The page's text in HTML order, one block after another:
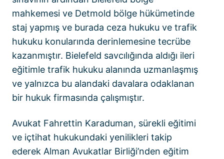
mahkemesi ve Detmold bölge hükümetinde
staj yapmış ve burada ceza hukuku ve trafik
hukuku konularında derinlemesine tecrübe
kazanmıştır. Bielefeld savcılığında aldığı ileri
eğitimle trafik hukuku alanında uzmanlaşmış
ve yalnızca bu alandaki davalara odaklanan
bir hukuk firmasında çalışmıştır.
Avukat Fahrettin Karaduman, sürekli eğitimi
ve içtihat hukukundaki yenilikleri takip
ederek Alman Avukatlar Birliği’nden eğitim